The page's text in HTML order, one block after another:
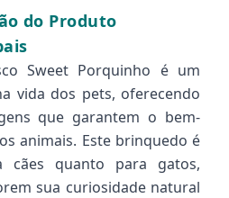
do Produto
Sweet Porquinho é um
vida dos pets, oferecendo
que garantem o bem-
animais. Este brinquedo é
cães quanto para gatos,
sua curiosidade natural